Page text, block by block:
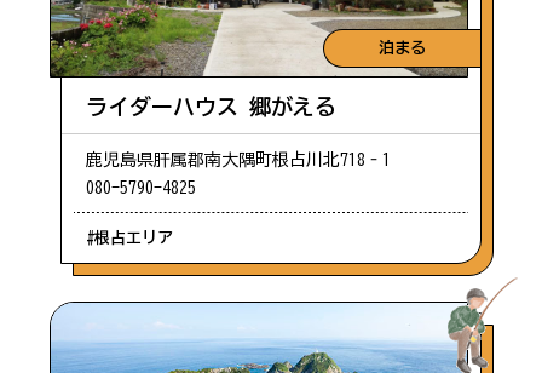
泊まる
ライダーハウス 郷がえる
鹿児島県肝属郡南大隅町根占川北718‐1
080-5790-4825
#根占エリア